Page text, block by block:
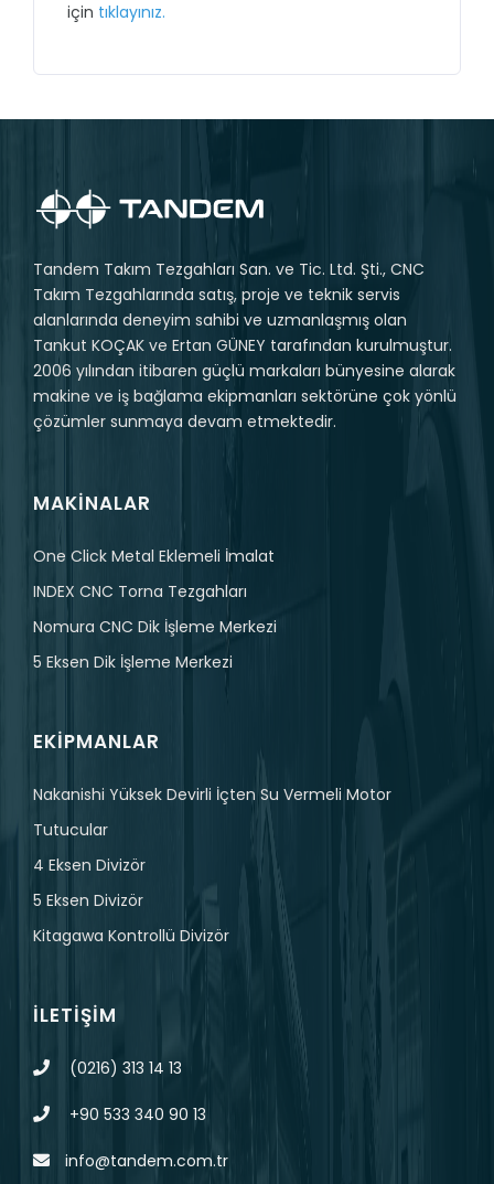
için tıklayınız.
Tandem Takım Tezgahları San. ve Tic. Ltd. Şti., CNC
Takım Tezgahlarında satış, proje ve teknik servis
alanlarında deneyim sahibi ve uzmanlaşmış olan
Tankut KOÇAK ve Ertan GÜNEY tarafından kurulmuştur.
2006 yılından itibaren güçlü markaları bünyesine alarak
makine ve iş bağlama ekipmanları sektörüne çok yönlü
çözümler sunmaya devam etmektedir.
MAKINALAR
One Click Metal Eklemeli İmalat
INDEX CNC Torna Tezgahları
Nomura CNC Dik İşleme Merkezi
5 Eksen Dik İşleme Merkezi
EKIPMANLAR
Nakanishi Yüksek Devirli İçten Su Vermeli Motor
Tutucular
4 Eksen Divizör
5 Eksen Divizör
Kitagawa Kontrollü Divizör
İLETIŞIM
(0216) 313 14 13
+90 533 340 90 13
info@tandem.com.tr